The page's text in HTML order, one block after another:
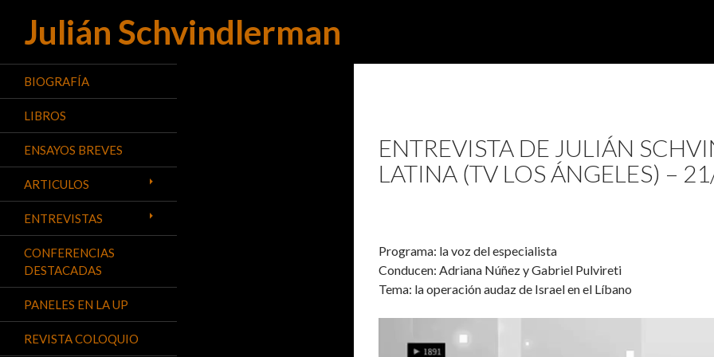
Julián Schvindlerman
Buscar
ENTREVISTA DE JULIÁN
LATINA (TV LOS ÁNGELES) –
Programa: la voz del especialista
Conducen: Adriana Núñez y Gabriel Pulvireti
Tema: la operación audaz de Israel en el Líbano
BIOGRAFÍA
LIBROS
ENSAYOS BREVES
ARTICULOS
ENTREVISTAS
CONFERENCIAS
DESTACADAS
PANELES EN LA UP
REVISTA COLOQUIO